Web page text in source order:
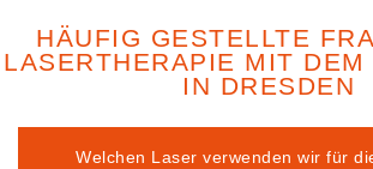
HÄUFIG GESTELLTE
LASERTHERAPIE MIT DEM
IN DRESDEN
Welchen Laser verwenden wir für